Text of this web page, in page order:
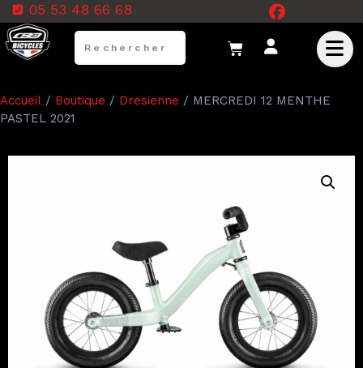
05 53 48 66 68
Accueil / Boutique / Dresienne / MERCREDI 12 MENTHE
PASTEL 2021